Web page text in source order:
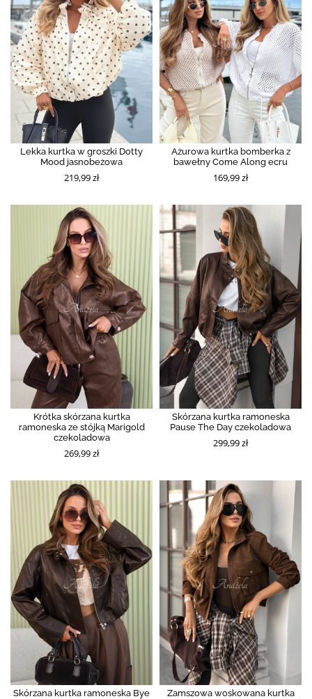
Lekka kurtka w groszki Dotty
Mood jasnobeżowa
219,99 zł
Ażurowa kurtka bomberka z
bawełny Come Along ecru
169,99 zł
Krótka skórzana kurtka
ramoneska ze stójką Marigold
czekoladowa
269,99 zł
Skórzana kurtka ramoneska
Pause The Day czekoladowa
299,99 zł
Skórzana kurtka ramoneska Bye
Zamszowa woskowana kurtka